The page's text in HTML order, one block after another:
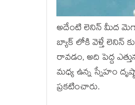
అదేంటి లెనిన్ మీద మెగా
బ్యాక్ లోకి వెళ్తే లెనిన్
రావడం, అది పెద్ద
మధ్య ఉన్న స్నేహం
ప్రకటించారు.